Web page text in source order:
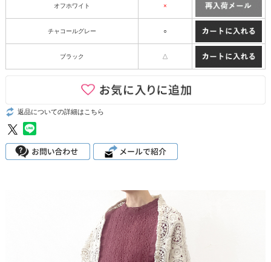
オフホワイト ×
チャコールグレー ○
ブラック △
返品についての詳細はこちら